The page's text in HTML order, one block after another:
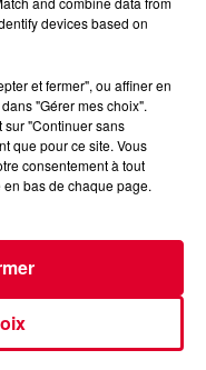
Image d'illustration
devices based on
et fermer", ou affiner en
"Gérer mes choix".
sur "Continuer sans
que pour ce site. Vous
consentement à tout
bas de chaque page.